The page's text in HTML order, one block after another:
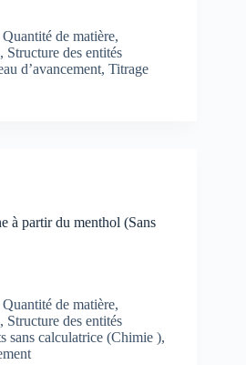
Quantité de matière,
, Structure des entités
d’avancement, Titrage
à partir du menthol (Sans
Quantité de matière,
, Structure des entités
sans calculatrice (Chimie ),